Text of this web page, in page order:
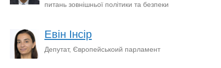
питань зовнішньої політики та безпеки
Евін Інсір
Депутат, Європейськоий парламент